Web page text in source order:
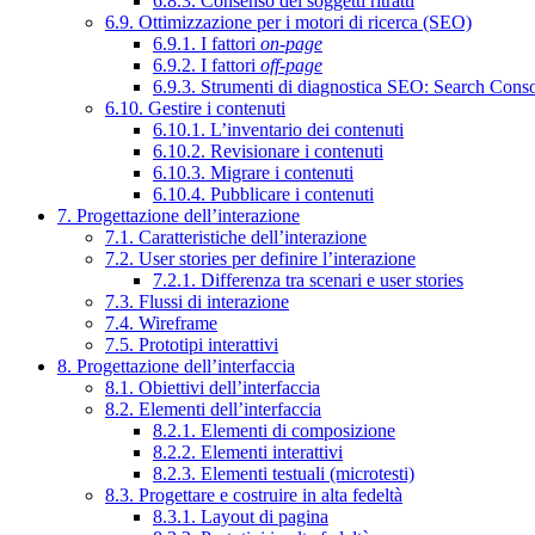
6.9. Ottimizzazione per i motori di ricerca (SEO)
6.9.1. I fattori on-page
6.9.2. I fattori off-page
6.9.3. Strumenti di diagnostica SEO: Search
6.10. Gestire i contenuti
6.10.1. L’inventario dei contenuti
6.10.2. Revisionare i contenuti
6.10.3. Migrare i contenuti
6.10.4. Pubblicare i contenuti
7. Progettazione dell’interazione
7.1. Caratteristiche dell’interazione
7.2. User stories per definire l’interazione
7.2.1. Differenza tra scenari e user stories
7.3. Flussi di interazione
7.4. Wireframe
7.5. Prototipi interattivi
8. Progettazione dell’interfaccia
8.1. Obiettivi dell’interfaccia
8.2. Elementi dell’interfaccia
8.2.1. Elementi di composizione
8.2.2. Elementi interattivi
8.2.3. Elementi testuali (microtesti)
8.3. Progettare e costruire in alta fedeltà
8.3.1. Layout di pagina